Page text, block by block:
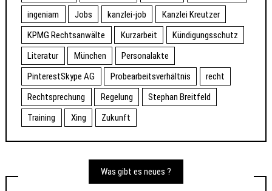
ingeniam
Jobs kanzlei-job
Kanzlei Kreutzer
KPMG Rechtsanwälte
Kurzarbeit
Kündigungsschutz
Literatur
München
Personalakte
PinterestSkype AG
Probearbeitsverhältnis
recht
Rechtsprechung
Regelung
Stephan Breitfeld
Training
Xing Zukunft
Was gibt es neues ?